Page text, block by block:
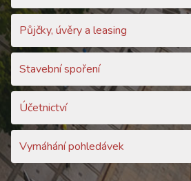
Půjčky, úvěry a leasing
Stavební spoření
Účetnictví
Vymáhání pohledávek